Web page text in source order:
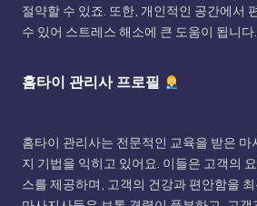
절약할 수 있죠. 또한, 개인적인 공간에서
수 있어 스트레스 해소에 큰 도움이 됩니다.
홈타이 관리사 프로필
홈타이 관리사는 전문적인 교육을 받은
지 기법을 익히고 있어요. 이들은 고객의
스를 제공하며, 고객의 건강과 편안함을